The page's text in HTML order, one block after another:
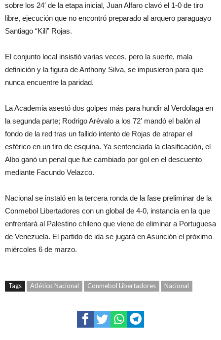
sobre los 24′ de la etapa inicial, Juan Alfaro clavó el 1-0 de tiro
libre, ejecución que no encontró preparado al arquero paraguayo
Santiago “Kili” Rojas.
El conjunto local insistió varias veces, pero la suerte, mala
definición y la figura de Anthony Silva, se impusieron para que
nunca encuentre la paridad.
La Academia asestó dos golpes más para hundir al Verdolaga en
la segunda parte; Rodrigo Arévalo a los 72′ mandó el balón al
fondo de la red tras un fallido intento de Rojas de atrapar el
esférico en un tiro de esquina. Ya sentenciada la clasificación, el
Albo ganó un penal que fue cambiado por gol en el descuento
mediante Facundo Velazco.
Nacional se instaló en la tercera ronda de la fase preliminar de la
Conmebol Libertadores con un global de 4-0, instancia en la que
enfrentará al Palestino chileno que viene de eliminar a Portuguesa
de Venezuela. El partido de ida se jugará en Asunción el próximo
miércoles 6 de marzo.
Tags Atlético Nacional Conmebol Libertadores Nacional